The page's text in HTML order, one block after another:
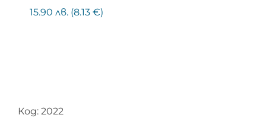
15.90 лв. (8.13 €)
Код: 2022